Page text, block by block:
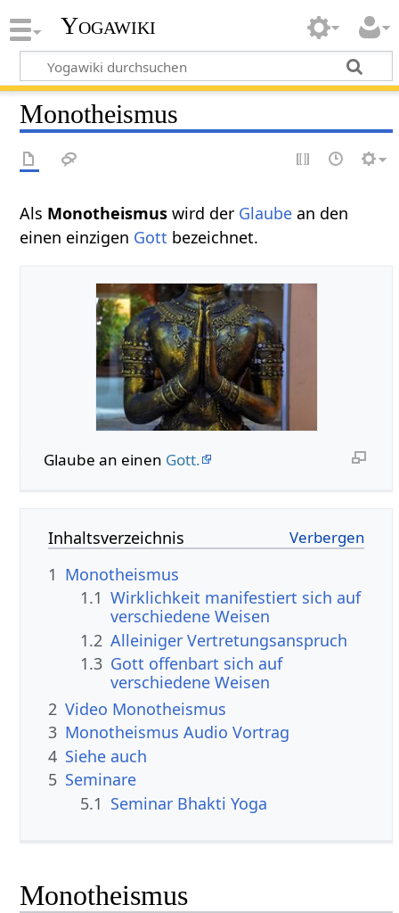
Yogawiki
Monotheismus
Als Monotheismus wird der Glaube an den
einen einzigen Gott bezeichnet.
Glaube an einen Gott.
Inhaltsverzeichnis
1 Monotheismus
1.1 Wirklichkeit manifestiert sich auf
verschiedene Weisen
1.2 Alleiniger Vertretungsanspruch
1.3 Gott offenbart sich auf
verschiedene Weisen
2 Video Monotheismus
3 Monotheismus Audio Vortrag
4 Siehe auch
5 Seminare
5.1 Seminar Bhakti Yoga
Monotheismus